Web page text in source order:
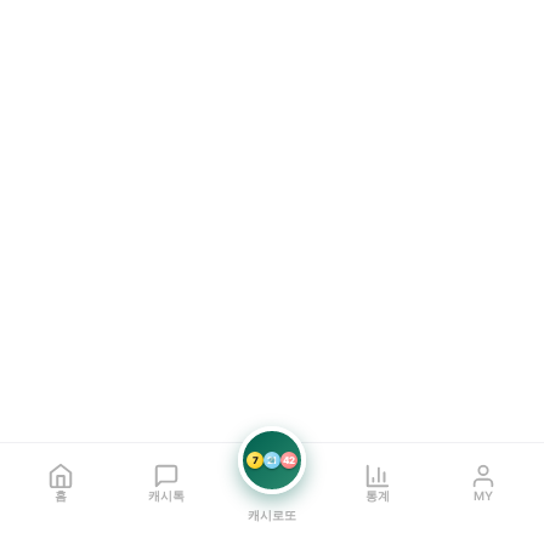
홈 캐시톡
7 21 42
캐시로또
통계 MY